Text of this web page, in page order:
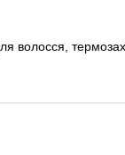
волосся,